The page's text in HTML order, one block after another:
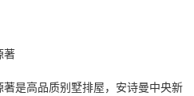
著
著是高品质别墅排屋， 安诗曼中央新